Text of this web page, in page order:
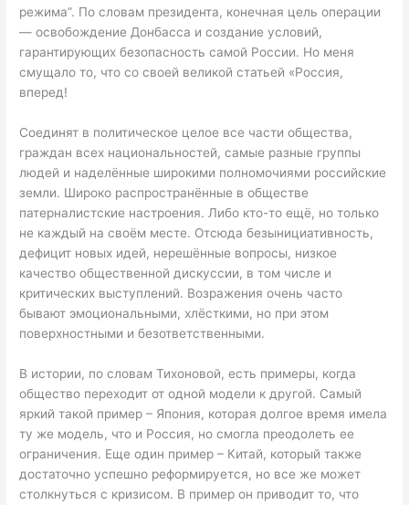
режима”. По словам президента, конечная цель операции
— освобождение Донбасса и создание условий,
гарантирующих безопасность самой России. Но меня
смущало то, что со своей великой статьей «Россия,
вперед!
Соединят в политическое целое все части общества,
граждан всех национальностей, самые разные группы
людей и наделённые широкими полномочиями российские
земли. Широко распространённые в обществе
патерналистские настроения. Либо кто-то ещё, но только
не каждый на своём месте. Отсюда безынициативность,
дефицит новых идей, нерешённые вопросы, низкое
качество общественной дискуссии, в том числе и
критических выступлений. Возражения очень часто
бывают эмоциональными, хлёсткими, но при этом
поверхностными и безответственными.
В истории, по словам Тихоновой, есть примеры, когда
общество переходит от одной модели к другой. Самый
яркий такой пример – Япония, которая долгое время имела
ту же модель, что и Россия, но смогла преодолеть ее
ограничения. Еще один пример – Китай, который также
достаточно успешно реформируется, но все же может
столкнуться с кризисом. В пример он приводит то, что